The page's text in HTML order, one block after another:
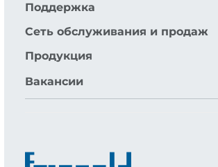
Поддержка
Сеть обслуживания и продаж
Продукция
Вакансии